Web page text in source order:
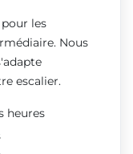
les
Nous
escalier.
heures